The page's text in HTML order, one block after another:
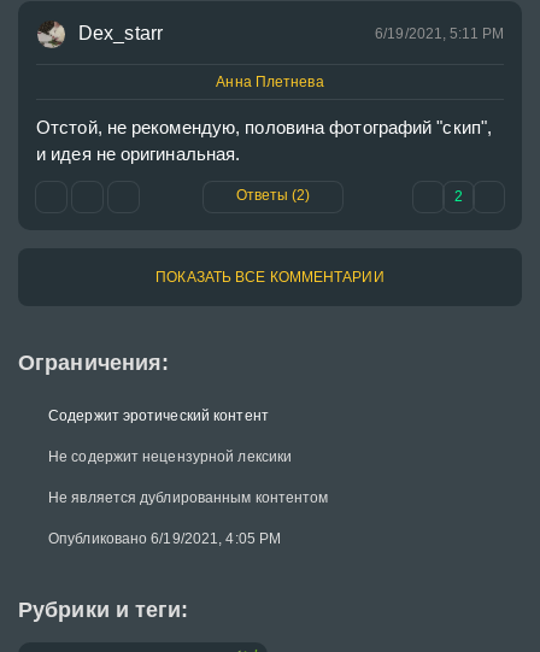
Ограничения:
Содержит эротический контент
Не содержит нецензурной лексики
Не является дублированным контентом
Опубликовано 6/19/2021, 4:05 PM
Рубрики и теги:
Dex_starr 6/19/2021, 5:11 PM
Анна Плетнева
Отстой, не рекомендую, половина фотографий "скип",
и идея не оригинальная.
Ответы (2) 2
ПОКАЗАТЬ ВСЕ КОММЕНТАРИИ